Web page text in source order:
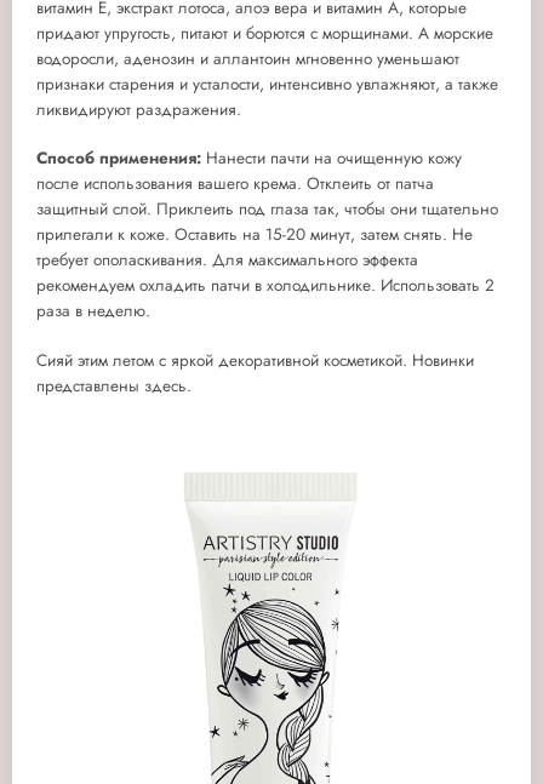
витамин Е, экстракт лотоса, алоэ вера и витамин А, которые
придают упругость, питают и борются с морщинами. А морские
водоросли, аденозин и аллантоин мгновенно уменьшают
признаки старения и усталости, интенсивно увлажняют, а также
ликвидируют раздражения.
Способ применения: Нанести пачти на очищенную кожу
после использования вашего крема. Отклеить от патча
защитный слой. Приклеить под глаза так, чтобы они тщательно
прилегали к коже. Оставить на 15-20 минут, затем снять. Не
требует ополаскивания. Для максимального эффекта
рекомендуем охладить патчи в холодильнике. Использовать 2
раза в неделю.
Сияй этим летом с яркой декоративной косметикой. Новинки
представлены здесь.